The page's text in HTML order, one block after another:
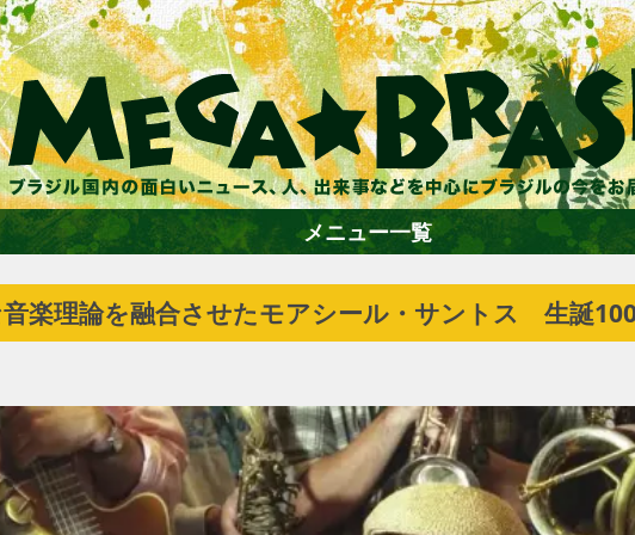
ホーム
ファション
エンターテイメント
グルメ
メニュー一覧
音楽理論を融合させたモアシール・サントス 生誕